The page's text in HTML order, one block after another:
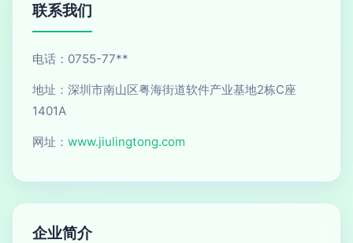
联系我们
电话：0755-77**
地址：深圳市南山区粤海街道软件产业基地2栋C座
1401A
网址： www.jiulingtong.com
企业简介